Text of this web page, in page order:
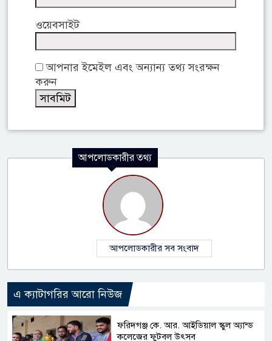
ওয়েবসাইট
আপনার ইমেইল এবং অন্যান্য তথ্য সংরক্ষন
করুন
আপলোডকারীর তথ্য
আপলোডকারীর সব সংবাদ
এ ক্যাটাগরির আরো নিউজ
ফরিদগঞ্জ কে. আর. আইডিয়াল স্কুল অ্যান্ড
কলেজের ফুটবল উৎসব